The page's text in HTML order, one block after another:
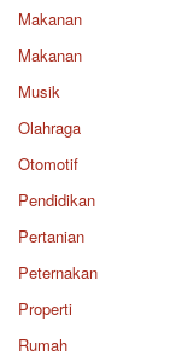
Makanan
Makanan
Musik
Olahraga
Otomotif
Pendidikan
Pertanian
Peternakan
Properti
Rumah